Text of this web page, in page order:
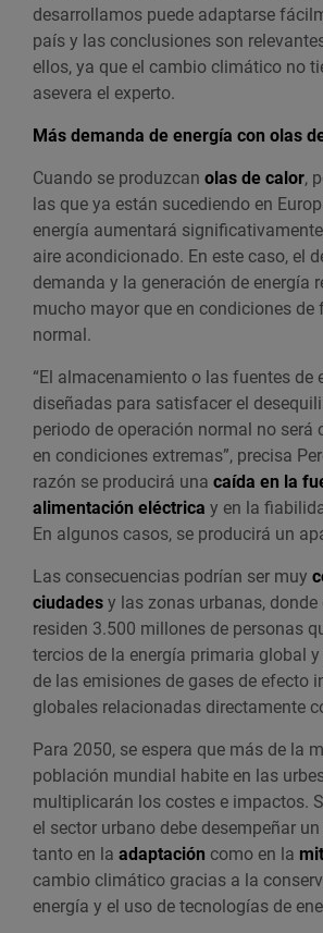
desarrollamos puede adaptarse
país y las conclusiones son
ellos, ya que el cambio climático no
asevera el experto.
Más demanda de energía con olas
Cuando se produzcan olas de calor,
las que ya están sucediendo en
energía aumentará
aire acondicionado. En este caso, el
demanda y la generación de energía
mucho mayor que en condiciones
normal.
“El almacenamiento o las fuentes de
diseñadas para satisfacer el
periodo de operación normal no será
en condiciones extremas”, precisa
razón se producirá una caída en la
alimentación eléctrica y en la
En algunos casos, se producirá un
Las consecuencias podrían ser muy
ciudades y las zonas urbanas,
residen 3.500 millones de personas
tercios de la energía primaria global y
de las emisiones de gases de efecto
globales relacionadas directamente
Para 2050, se espera que más de la
población mundial habite en las
multiplicarán los costes e impactos.
el sector urbano debe desempeñar
tanto en la adaptación como en la
cambio climático gracias a la
energía y el uso de tecnologías de